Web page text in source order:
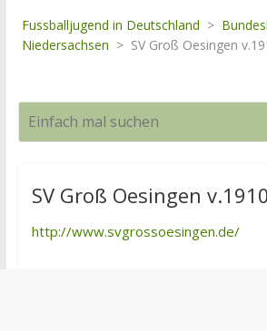
Fussballjugend in Deutschland >
Niedersachsen > SV Groß Oesingen
SV Groß Oesingen
http://www.svgrossoesingen.de/